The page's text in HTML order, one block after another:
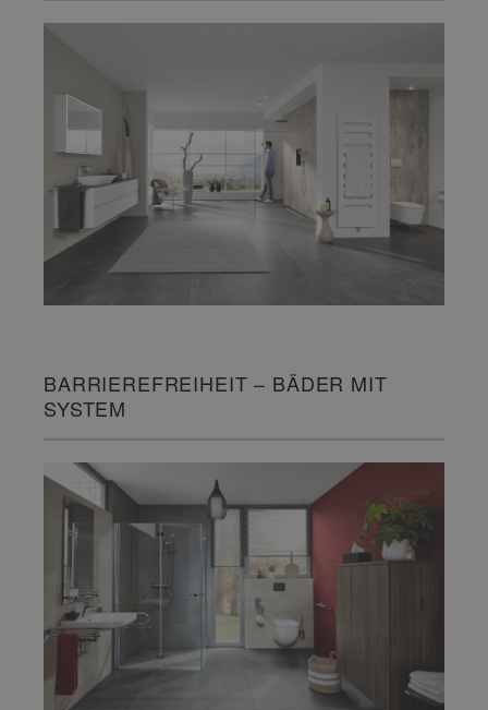
BARRIEREFREIHEIT – BÄDER MIT
SYSTEM